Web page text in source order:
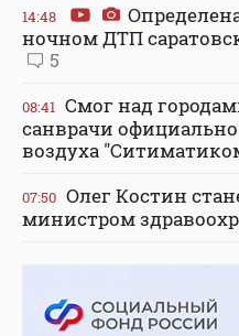
14:48
ночном ДТП
5
08:41 Смог над
санврачи
воздуха
07:50 Олег Костин
министром